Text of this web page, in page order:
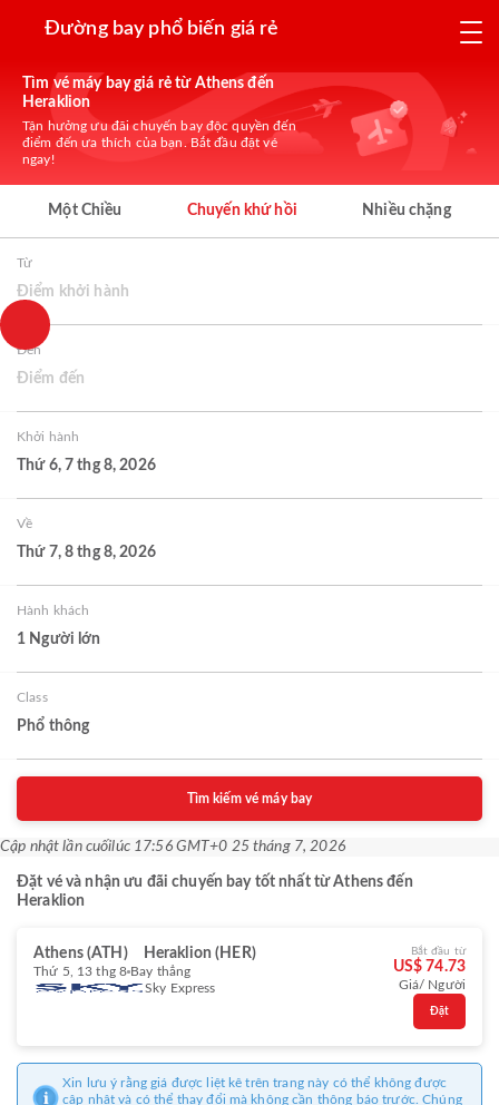
Đường bay phổ biến giá rẻ
Tìm vé máy bay giá rẻ từ Athens đến
Heraklion
Tận hưởng ưu đãi chuyến bay độc quyền đến
điểm đến ưa thích của bạn. Bắt đầu đặt vé
ngay!
Một Chiều Chuyến khứ hồi Nhiều chặng
Từ
Điểm khởi hành
Đến
Điểm đến
Khởi hành
Thứ 6, 7 thg 8, 2026
Về
Thứ 7, 8 thg 8, 2026
Hành khách
1 Người lớn
Class
Phổ thông
Tìm kiếm vé máy bay
Cập nhật lần cuốilúc 17:56 GMT+0 25 tháng 7, 2026
Đặt vé và nhận ưu đãi chuyến bay tốt nhất từ Athens đến
Heraklion
Athens (ATH) Heraklion (HER)
Thứ 5, 13 thg 8 Bay thẳng
Sky Express
Bắt đầu từ
US$ 74.73
Giá/ Người
Đặt
Xin lưu ý rằng giá được liệt kê trên trang này có thể không được
cập nhật và có thể thay đổi mà không cần thông báo trước. Chúng